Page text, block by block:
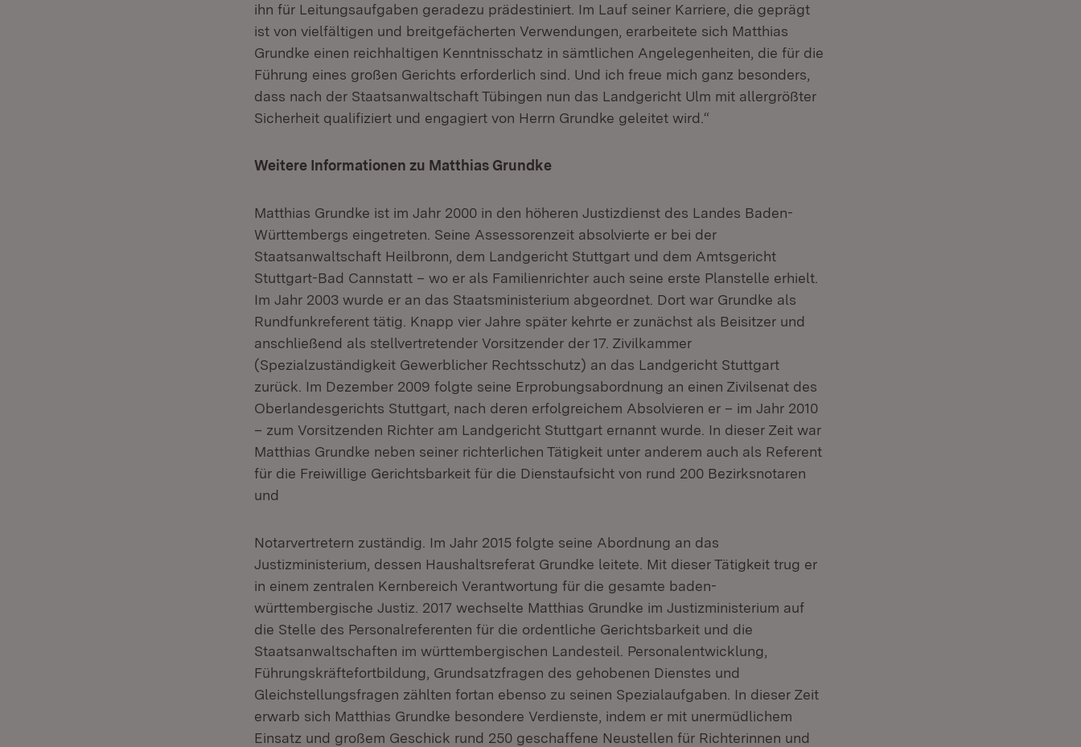
ihn für Leitungsaufgaben geradezu prädestiniert. Im Lauf seiner Karriere, die geprägt
ist von vielfältigen und breitgefächerten Verwendungen, erarbeitete sich Matthias
Grundke einen reichhaltigen Kenntnisschatz in sämtlichen Angelegenheiten, die für die
Führung eines großen Gerichts erforderlich sind. Und ich freue mich ganz besonders,
dass nach der Staatsanwaltschaft Tübingen nun das Landgericht Ulm mit allergrößter
Sicherheit qualifiziert und engagiert von Herrn Grundke geleitet wird.“
Weitere Informationen zu Matthias Grundke
Matthias Grundke ist im Jahr 2000 in den höheren Justizdienst des Landes Baden-
Württembergs eingetreten. Seine Assessorenzeit absolvierte er bei der
Staatsanwaltschaft Heilbronn, dem Landgericht Stuttgart und dem Amtsgericht
Stuttgart-Bad Cannstatt – wo er als Familienrichter auch seine erste Planstelle erhielt.
Im Jahr 2003 wurde er an das Staatsministerium abgeordnet. Dort war Grundke als
Rundfunkreferent tätig. Knapp vier Jahre später kehrte er zunächst als Beisitzer und
anschließend als stellvertretender Vorsitzender der 17. Zivilkammer
(Spezialzuständigkeit Gewerblicher Rechtsschutz) an das Landgericht Stuttgart
zurück. Im Dezember 2009 folgte seine Erprobungsabordnung an einen Zivilsenat des
Oberlandesgerichts Stuttgart, nach deren erfolgreichem Absolvieren er – im Jahr 2010
– zum Vorsitzenden Richter am Landgericht Stuttgart ernannt wurde. In dieser Zeit war
Matthias Grundke neben seiner richterlichen Tätigkeit unter anderem auch als Referent
für die Freiwillige Gerichtsbarkeit für die Dienstaufsicht von rund 200 Bezirksnotaren
und
Notarvertretern zuständig. Im Jahr 2015 folgte seine Abordnung an das
Justizministerium, dessen Haushaltsreferat Grundke leitete. Mit dieser Tätigkeit trug er
in einem zentralen Kernbereich Verantwortung für die gesamte baden-
württembergische Justiz. 2017 wechselte Matthias Grundke im Justizministerium auf
die Stelle des Personalreferenten für die ordentliche Gerichtsbarkeit und die
Staatsanwaltschaften im württembergischen Landesteil. Personalentwicklung,
Führungskräftefortbildung, Grundsatzfragen des gehobenen Dienstes und
Gleichstellungsfragen zählten fortan ebenso zu seinen Spezialaufgaben. In dieser Zeit
erwarb sich Matthias Grundke besondere Verdienste, indem er mit unermüdlichem
Einsatz und großem Geschick rund 250 geschaffene Neustellen für Richterinnen und